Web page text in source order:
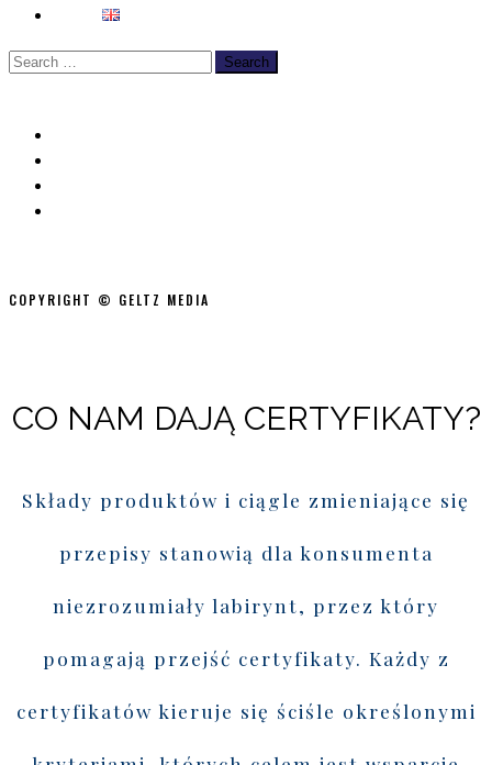
COPYRIGHT © GELTZ MEDIA
CO NAM DAJĄ CERTYFIKATY?
Składy produktów i ciągle zmieniające się
przepisy stanowią dla konsumenta
niezrozumiały labirynt, przez który
pomagają przejść certyfikaty. Każdy z
certyfikatów kieruje się ściśle określonymi